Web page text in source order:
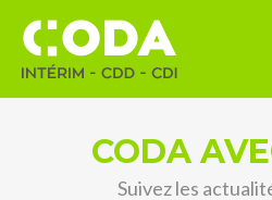
CODA
Suivez les